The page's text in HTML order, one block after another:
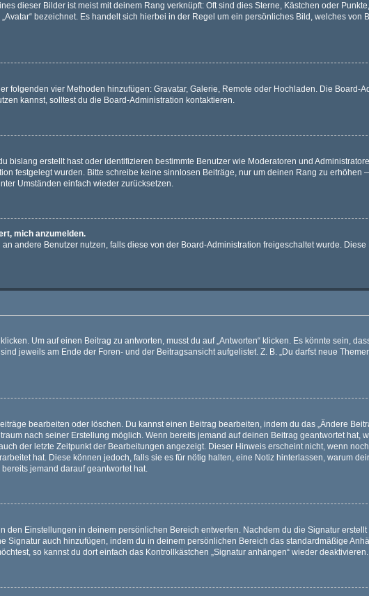
dieser Bilder ist meist mit deinem Rang verknüpft: Oft sind dies Sterne, Kästchen oder
bezeichnet. Es handelt sich hierbei in der Regel um ein persönliches Bild, welches von
folgenden vier Methoden hinzufügen: Gravatar, Galerie, Remote oder Hochladen. Die Board-
kannst, solltest du die Board-Administration kontaktieren.
bislang erstellt hast oder identifizieren bestimmte Benutzer wie Moderatoren und
festgelegt wurden. Bitte schreibe keine sinnlosen Beiträge, nur um deinen Rang zu erhöhen
Umständen einfach wieder zurücksetzen.
mich anzumelden.
andere Benutzer nutzen, falls diese von der Board-Administration freigeschaltet wurde.
Um auf einen Beitrag zu antworten, musst du auf „Antworten“ klicken. Es könnte sein,
jeweils am Ende der Foren- und der Beitragsansicht aufgelistet. Z. B. „Du darfst neue
bearbeiten oder löschen. Du kannst einen Beitrag bearbeiten, indem du das „Ändere
nach seiner Erstellung möglich. Wenn bereits jemand auf deinen Beitrag geantwortet hat,
der letzte Zeitpunkt der Bearbeitungen angezeigt. Dieser Hinweis erscheint nicht, wenn
hat. Diese können jedoch, falls sie es für nötig halten, eine Notiz hinterlassen, warum
jemand darauf geantwortet hat.
Einstellungen in deinem persönlichen Bereich entwerfen. Nachdem du die Signatur
Signatur auch hinzufügen, indem du in deinem persönlichen Bereich das standardmäßige
so kannst du dort einfach das Kontrollkästchen „Signatur anhängen“ wieder deaktivieren.